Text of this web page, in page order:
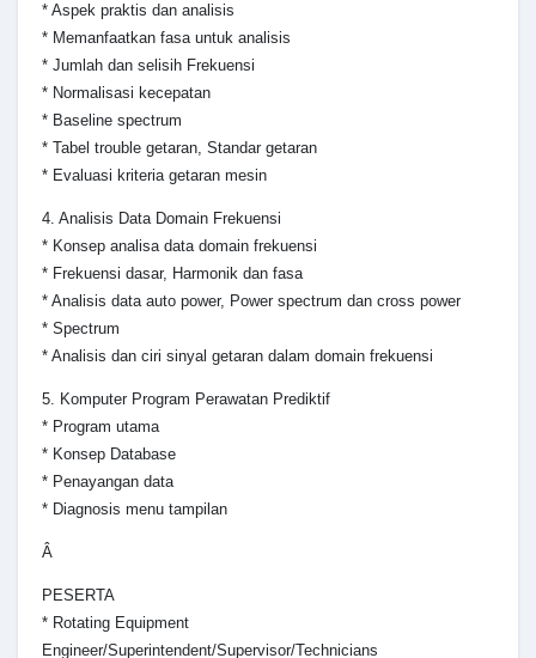
* Aspek praktis dan analisis
* Memanfaatkan fasa untuk analisis
* Jumlah dan selisih Frekuensi
* Normalisasi kecepatan
* Baseline spectrum
* Tabel trouble getaran, Standar getaran
* Evaluasi kriteria getaran mesin
4. Analisis Data Domain Frekuensi
* Konsep analisa data domain frekuensi
* Frekuensi dasar, Harmonik dan fasa
* Analisis data auto power, Power spectrum dan cross power
* Spectrum
* Analisis dan ciri sinyal getaran dalam domain frekuensi
5. Komputer Program Perawatan Prediktif
* Program utama
* Konsep Database
* Penayangan data
* Diagnosis menu tampilan
Â
PESERTA
* Rotating Equipment
Engineer/Superintendent/Supervisor/Technicians